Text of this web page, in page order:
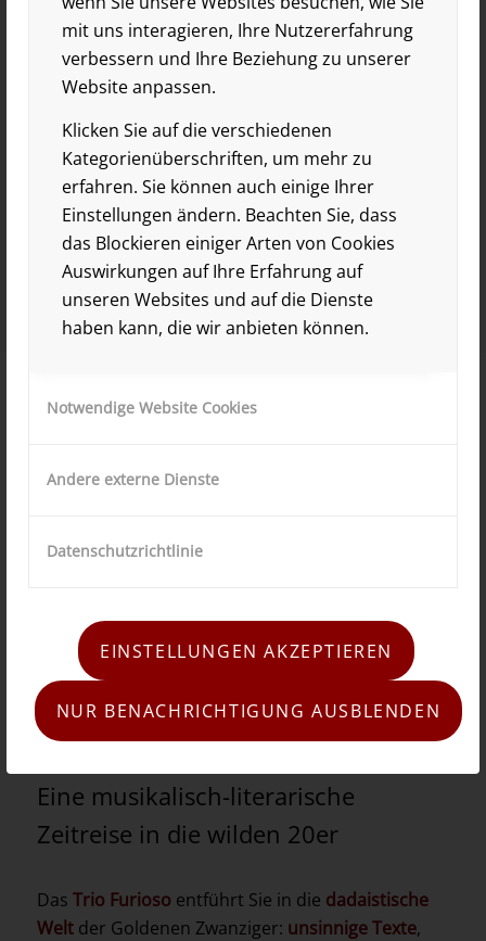
mit uns interagieren, Ihre Nutzererfahrung
verbessern und Ihre Beziehung zu unserer
Website anpassen.
Klicken Sie auf die verschiedenen
Kategorienüberschriften, um mehr zu
erfahren. Sie können auch einige Ihrer
Einstellungen ändern. Beachten Sie, dass
das Blockieren einiger Arten von Cookies
Auswirkungen auf Ihre Erfahrung auf
unseren Websites und auf die Dienste
haben kann, die wir anbieten können.
Notwendige Website Cookies
Andere externe Dienste
Datenschutzrichtlinie
EINSTELLUNGEN AKZEPTIEREN
NUR BENACHRICHTIGUNG AUSBLENDEN
So komm doch…!
Eine musikalisch-literarische
Zeitreise in die wilden 20er
Das Trio Furioso entführt Sie in die dadaistische
Weltder Goldenen Zwanziger: unsinnige Texte,